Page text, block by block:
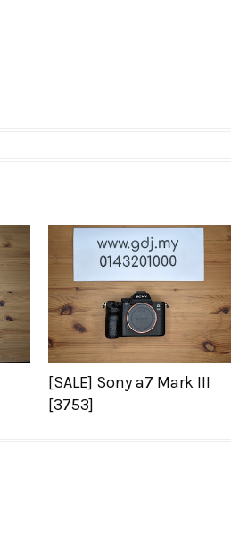
[SALE] Sony a7 Mark III
[3753]